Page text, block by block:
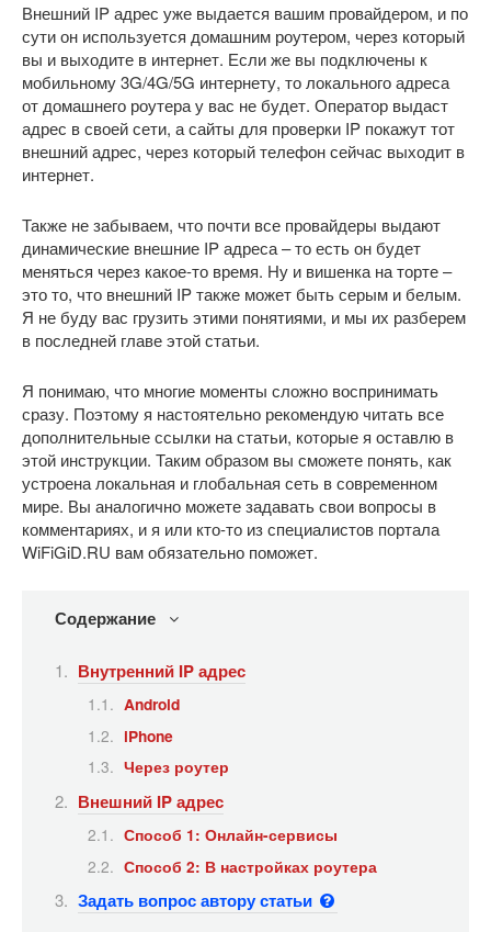
Внешний IP адрес уже выдается вашим провайдером, и по
сути он используется домашним роутером, через который
вы и выходите в интернет. Если же вы подключены к
мобильному 3G/4G/5G интернету, то локального адреса
от домашнего роутера у вас не будет. Оператор выдаст
адрес в своей сети, а сайты для проверки IP покажут тот
внешний адрес, через который телефон сейчас выходит в
интернет.
Также не забываем, что почти все провайдеры выдают
динамические внешние IP адреса – то есть он будет
меняться через какое-то время. Ну и вишенка на торте –
это то, что внешний IP также может быть серым и белым.
Я не буду вас грузить этими понятиями, и мы их разберем
в последней главе этой статьи.
Я понимаю, что многие моменты сложно воспринимать
сразу. Поэтому я настоятельно рекомендую читать все
дополнительные ссылки на статьи, которые я оставлю в
этой инструкции. Таким образом вы сможете понять, как
устроена локальная и глобальная сеть в современном
мире. Вы аналогично можете задавать свои вопросы в
комментариях, и я или кто-то из специалистов портала
WiFiGiD.RU вам обязательно поможет.
Содержание
Внутренний IP адрес
Android
iPhone
Через роутер
Внешний IP адрес
Способ 1: Онлайн-сервисы
Способ 2: В настройках роутера
Задать вопрос автору статьи